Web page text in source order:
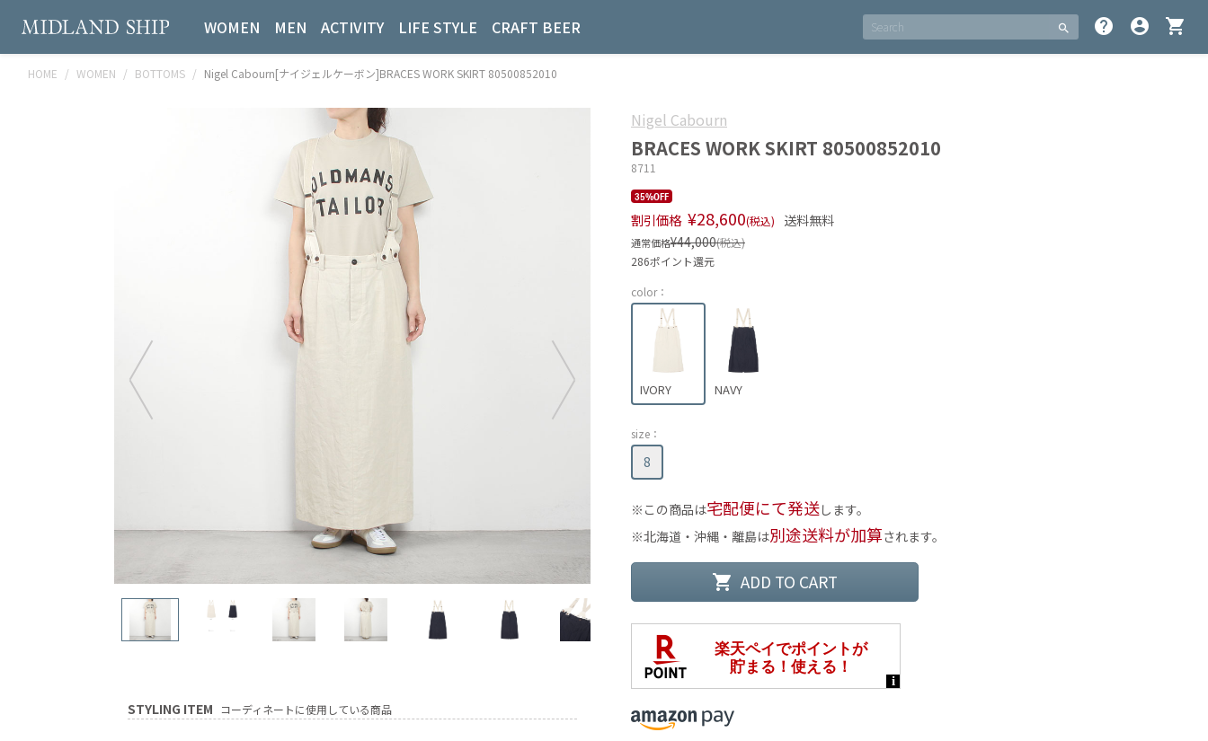
search help account_circle shopping_cart
WOMEN MEN ACTIVITY LIFE STYLE CRAFT BEER
HOME WOMEN BOTTOMS Nigel Cabourn[ナイジェルケーボン]BRACES WORK SKIRT 80500852010
STYLING ITEM コーディネートに使用している商品
Nigel Cabourn
BRACES WORK SKIRT 80500852010
8711
35%OFF
割引価格 ¥28,600(税込) 送料無料
通常価格¥44,000(税込)
286ポイント還元
color：
IVORY NAVY
size：
8
この商品は宅配便にて発送します。
北海道・沖縄・離島は別途送料が加算されます。
shopping_cart ADD TO CART